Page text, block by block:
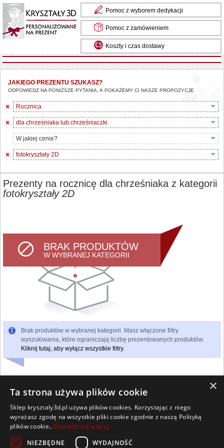
Pomoc z wyborem dedykacji
Pomoc z zamówieniem
Koszty i czas dostawy
JAKIEGO PREZENTU SZUKASZ?
ODPOWIEDZ NA PONIŻSZE PYTANIA, A POKAŻEMY CI NASZE PROPOZYCJE
Rocznica
dla chrześniaka lub chrześniaczki
W jakiej cenie?
fotokryształy 2D
Prezenty na rocznicę dla chrześniaka z kategorii
fotokryształy 2D
BRAK PRODUKTÓW
W WYBRANEJ KATEGORII
Brak produktów w wybranej kategorii. Masz włączone filtry
wyszukiwania, które ograniczają liczbę prezentowanych produktów.
Kliknij tutaj, aby wyłącz wszystkie filtry.
Wszelkie prawa zastrzeżone
Kontakt Współpraca Regulamin
Pomoc Strona główna
×
Ta strona używa plików cookie
Sklep krysztaly3d.pl używa plików cookies. Korzystając z niego
wyrażasz zgodę na wszystkie pliki cookie zgodnie z naszą Polityką
plików cookie.. Dowiedz się więcej
NIEZBĘDNE
WYDAJNOŚĆ